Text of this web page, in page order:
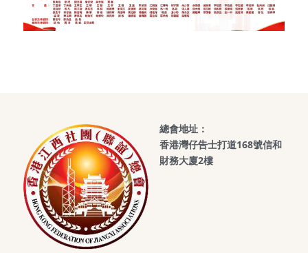
總會地址：
香港灣仔告士打道168號信和
財務大廈2樓